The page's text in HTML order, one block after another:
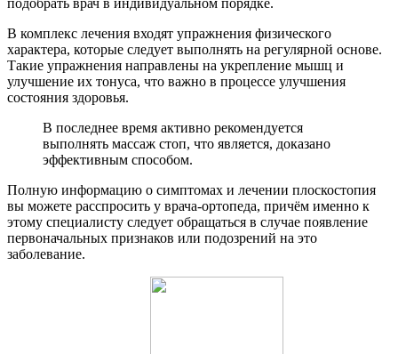
подобрать врач в индивидуальном порядке.
В комплекс лечения входят упражнения физического
характера, которые следует выполнять на регулярной основе.
Такие упражнения направлены на укрепление мышц и
улучшение их тонуса, что важно в процессе улучшения
состояния здоровья.
В последнее время активно рекомендуется
выполнять массаж стоп, что является, доказано
эффективным способом.
Полную информацию о симптомах и лечении плоскостопия
вы можете расспросить у врача-ортопеда, причём именно к
этому специалисту следует обращаться в случае появление
первоначальных признаков или подозрений на это
заболевание.